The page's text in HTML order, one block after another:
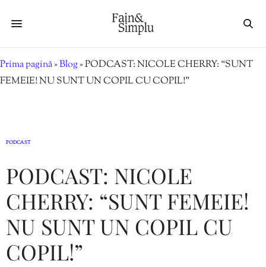
Prima pagină»Blog»PODCAST: NICOLE CHERRY: “SUNT
FEMEIE! NU SUNT UN COPIL CU COPIL!”
PODCAST
PODCAST: NICOLE
CHERRY: “SUNT FEMEIE!
NU SUNT UN COPIL CU
COPIL!”